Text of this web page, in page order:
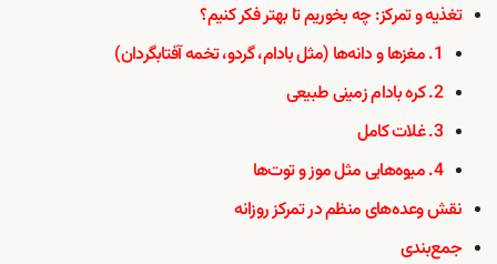
تغذیه و تمرکز: چه بخوریم تا بهتر فکر کنیم؟
1. مغزها و دانه‌ها (مثل بادام، گردو، تخمه آفتابگردان)
2. کره بادام زمینی طبیعی
3. غلات کامل
4. میوه‌هایی مثل موز و توت‌ها
نقش وعده‌های منظم در تمرکز روزانه
جمع‌بندی